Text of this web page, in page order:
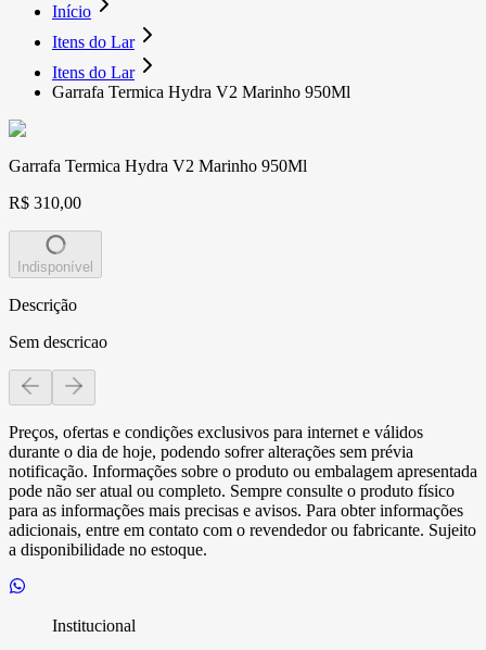
Início
Itens do Lar
Itens do Lar
Garrafa Termica Hydra V2 Marinho 950Ml
Garrafa Termica Hydra V2 Marinho 950Ml
R$ 310,00
Indisponível
Descrição
Sem descricao
Preços, ofertas e condições exclusivos para internet e válidos
durante o dia de hoje, podendo sofrer alterações sem prévia
notificação. Informações sobre o produto ou embalagem apresentada
pode não ser atual ou completo. Sempre consulte o produto físico
para as informações mais precisas e avisos. Para obter informações
adicionais, entre em contato com o revendedor ou fabricante. Sujeito
a disponibilidade no estoque.
Institucional